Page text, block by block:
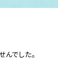
でした。